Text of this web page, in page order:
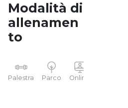
Modalità di
allenamen
to
Palestra Parco Online